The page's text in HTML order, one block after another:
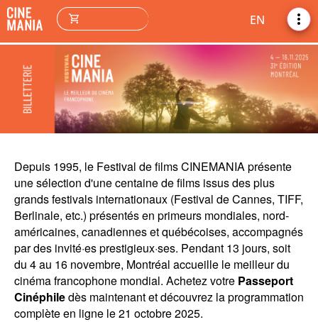
Depuis 1995, le Festival de films CINEMANIA présente
une sélection d'une centaine de films issus des plus
grands festivals internationaux (Festival de Cannes, TIFF,
Berlinale, etc.) présentés en primeurs mondiales, nord-
américaines, canadiennes et québécoises, accompagnés
par des invité·es prestigieux·ses. Pendant 13 jours, soit
du 4 au 16 novembre, Montréal accueille le meilleur du
cinéma francophone mondial. Achetez votre Passeport
Cinéphiledès maintenant et découvrez la programmation
complète en ligne le 21 octobre 2025.
more_vert
EN
shopping_cart